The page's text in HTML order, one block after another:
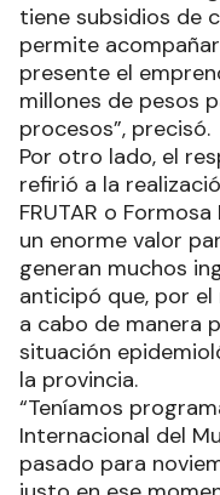
tiene subsidios de
permite
presente el
millones de pesos
procesos”, precisó.
Por otro lado, el
refirió a la
FRUTAR o
un enorme valor
generan muchos
anticipó que, por
a cabo de manera
situación
la provincia.
“Teníamos
Internacional del
pasado para